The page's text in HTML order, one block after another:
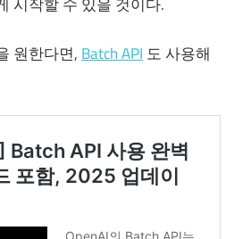
원한다면, Batch API 도 사용해